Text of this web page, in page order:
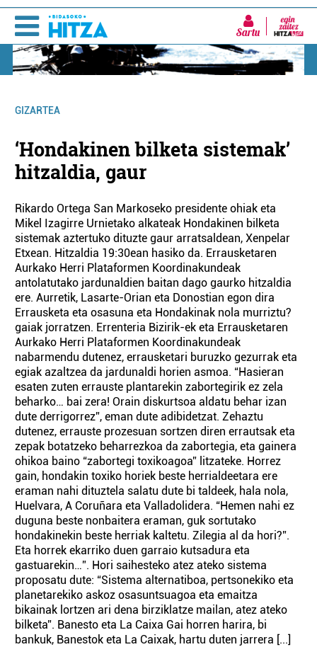
Sartu
GIZARTEA
‘Hondakinen bilketa sistemak’
hitzaldia, gaur
Rikardo Ortega San Markoseko presidente ohiak eta
Mikel Izagirre Urnietako alkateak Hondakinen bilketa
sistemak aztertuko dituzte gaur arratsaldean, Xenpelar
Etxean. Hitzaldia 19:30ean hasiko da. Errausketaren
Aurkako Herri Plataformen Koordinakundeak
antolatutako jardunaldien baitan dago gaurko hitzaldia
ere. Aurretik, Lasarte-Orian eta Donostian egon dira
Errausketa eta osasuna eta Hondakinak nola murriztu?
gaiak jorratzen. Errenteria Bizirik-ek eta Errausketaren
Aurkako Herri Plataformen Koordinakundeak
nabarmendu dutenez, errausketari buruzko gezurrak eta
egiak azaltzea da jardunaldi horien asmoa. “Hasieran
esaten zuten errauste plantarekin zabortegirik ez zela
beharko… bai zera! Orain diskurtsoa aldatu behar izan
dute derrigorrez”, eman dute adibidetzat. Zehaztu
dutenez, errauste prozesuan sortzen diren errautsak eta
zepak botatzeko beharrezkoa da zabortegia, eta gainera
ohikoa baino “zabortegi toxikoagoa” litzateke. Horrez
gain, hondakin toxiko horiek beste herrialdeetara ere
eraman nahi dituztela salatu dute bi taldeek, hala nola,
Huelvara, A Coruñara eta Valladolidera. “Hemen nahi ez
duguna beste nonbaitera eraman, guk sortutako
hondakinekin beste herriak kaltetu. Zilegia al da hori?”.
Eta horrek ekarriko duen garraio kutsadura eta
gastuarekin…”. Hori saihesteko atez ateko sistema
proposatu dute: “Sistema alternatiboa, pertsonekiko eta
planetarekiko askoz osasuntsuagoa eta emaitza
bikainak lortzen ari dena birziklatze mailan, atez ateko
bilketa”. Banesto eta La Caixa Gai horren harira, bi
bankuk, Banestok eta La Caixak, hartu duten jarrera [...]